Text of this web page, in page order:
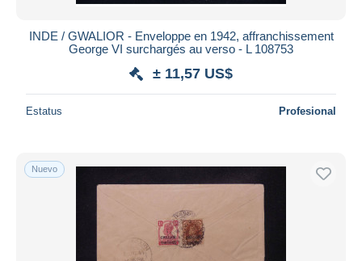
INDE / GWALIOR - Enveloppe en 1942, affranchissement
George VI surchargés au verso - L 108753
± 11,57 US$
Estatus Profesional
Nuevo